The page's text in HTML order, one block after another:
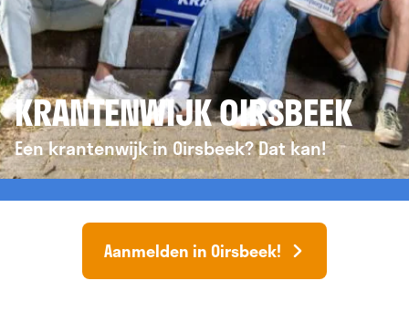
KRANTENWIJK OIRSBEEK
Een krantenwijk in Oirsbeek? Dat kan!
Aanmelden in Oirsbeek!